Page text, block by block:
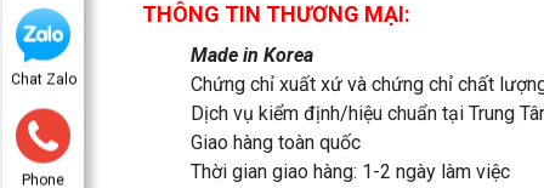
Chat Zalo
Phone
THÔNG TIN THƯƠNG MẠI:
Made in Korea
Chứng chỉ xuất xứ và chứng chỉ chất
Dịch vụ kiểm định/hiệu chuẩn tại Trung
Giao hàng toàn quốc
Thời gian giao hàng: 1-2 ngày làm việc